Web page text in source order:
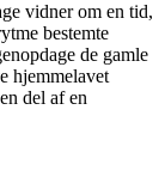
vidner om en tid,
bestemte
de gamle
hjemmelavet
del af en